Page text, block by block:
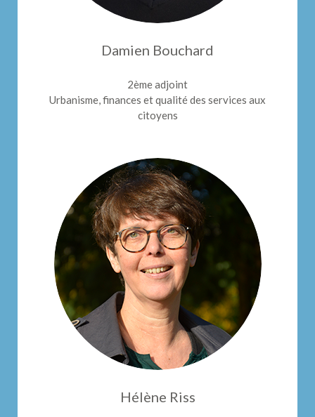
Damien Bouchard
2ème adjoint
Urbanisme, finances et qualité des services aux
citoyens
Hélène Riss